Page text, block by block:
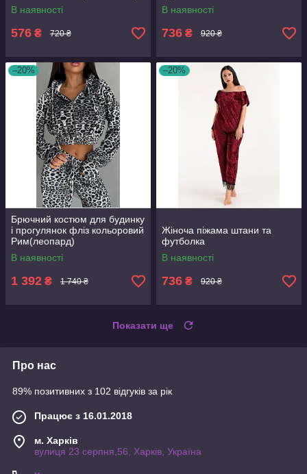
В наявності
576 ₴ 720 ₴
В наявності
736 ₴ 920 ₴
–20%
Брючний костюм для будинку
і прогулянок фліз кольоровий
Рим(леопард)
В наявності
1 392 ₴ 1 740 ₴
–20%
Жіноча піжама штани та
футболка
В наявності
736 ₴ 920 ₴
Показати ще
Про нас
89% позитивних з 102 відгуків за рік
Працює з 16.01.2018
м. Харків
вулиця 23 серпня,56, Харків, Україна